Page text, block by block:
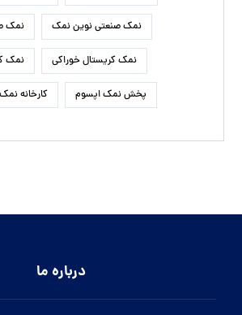
نمک صنعتی نوین نمک نمک
نمک کریستال خوراکی نمک
پخش نمک اپسوم کارخانه
درباره ما